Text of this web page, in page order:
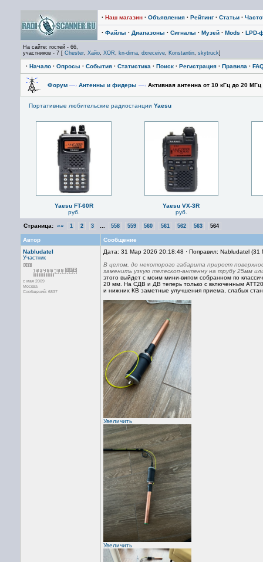
· Наш магазин · Объявления · Рейтинг · Статьи ·
· Файлы · Диапазоны · Сигналы · Музей · Mods · LPD-
На сайте: гостей - 66,
участников - 7 [ Chester, Хайо, XOR, kn-dima, dxreceive, Konstantin, skytruck]
· Начало · Опросы · События · Статистика · Поиск · Регистрация · Правила ·
Форум —› Антенны и фидеры —› Активная антенна от 10 кГц до 20
Портативные любительские радиостанции Yaesu
Yaesu FT-60R
руб.
Yaesu VX-3R
руб.
Страница: «« 1 2 3 558 559 560 561 562 563 564
Автор
Сообщение
Nabludatel
Участник
с мая 2009
Москва
Сообщений: 6837
Дата: 31 Мар 2026 20:18:48 · Поправил: Nabludatel
В целом, до некоторого габарита прирост
заменить узкую телескоп-антенну на трубу 25мм
этого выйдет с моим мини-випом собранном по
20 мм. На СДВ и ДВ теперь только с включенным
и нижних КВ заметные улучшения приема, слабых
Увеличить
Увеличить